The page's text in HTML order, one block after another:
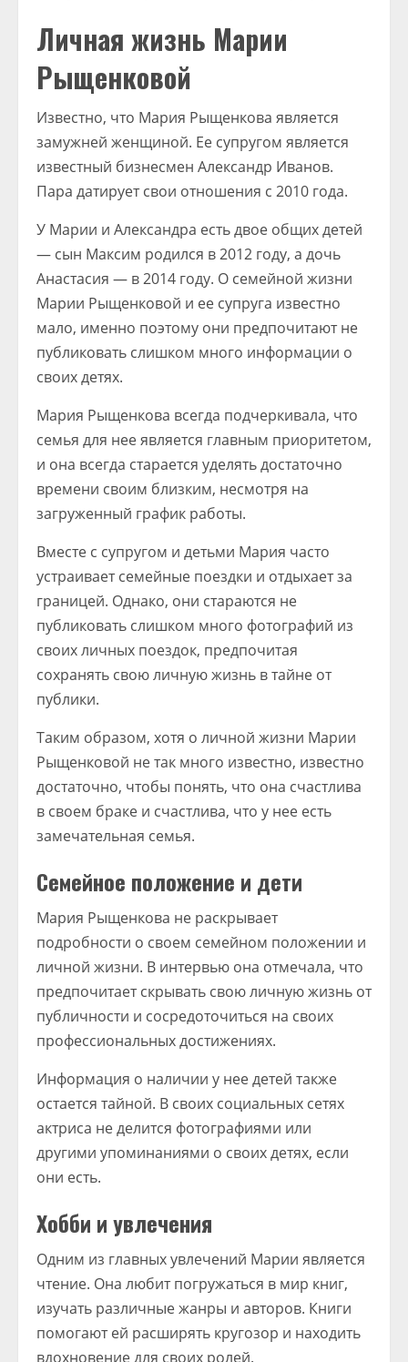
Личная жизнь Марии
Рыщенковой
Известно, что Мария Рыщенкова является
замужней женщиной. Ее супругом является
известный бизнесмен Александр Иванов.
Пара датирует свои отношения с 2010 года.
У Марии и Александра есть двое общих детей
— сын Максим родился в 2012 году, а дочь
Анастасия — в 2014 году. О семейной жизни
Марии Рыщенковой и ее супруга известно
мало, именно поэтому они предпочитают не
публиковать слишком много информации о
своих детях.
Мария Рыщенкова всегда подчеркивала, что
семья для нее является главным приоритетом,
и она всегда старается уделять достаточно
времени своим близким, несмотря на
загруженный график работы.
Вместе с супругом и детьми Мария часто
устраивает семейные поездки и отдыхает за
границей. Однако, они стараются не
публиковать слишком много фотографий из
своих личных поездок, предпочитая
сохранять свою личную жизнь в тайне от
публики.
Таким образом, хотя о личной жизни Марии
Рыщенковой не так много известно, известно
достаточно, чтобы понять, что она счастлива
в своем браке и счастлива, что у нее есть
замечательная семья.
Семейное положение и дети
Мария Рыщенкова не раскрывает
подробности о своем семейном положении и
личной жизни. В интервью она отмечала, что
предпочитает скрывать свою личную жизнь от
публичности и сосредоточиться на своих
профессиональных достижениях.
Информация о наличии у нее детей также
остается тайной. В своих социальных сетях
актриса не делится фотографиями или
другими упоминаниями о своих детях, если
они есть.
Хобби и увлечения
Одним из главных увлечений Марии является
чтение. Она любит погружаться в мир книг,
изучать различные жанры и авторов. Книги
помогают ей расширять кругозор и находить
вдохновение для своих ролей.